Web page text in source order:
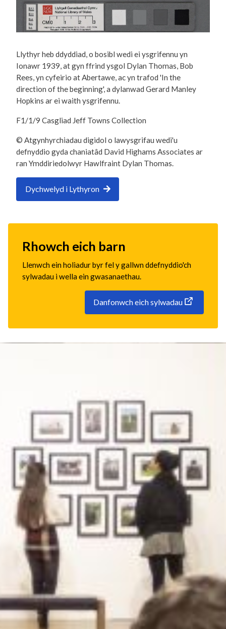
Llythyr heb ddyddiad, o bosibl wedi ei ysgrifennu yn
Ionawr 1939, at gyn ffrind ysgol Dylan Thomas, Bob
Rees, yn cyfeirio at Abertawe, ac yn trafod 'In the
direction of the beginning', a dylanwad Gerard Manley
Hopkins ar ei waith ysgrifennu.
F1/1/9 Casgliad Jeff Towns Collection
© Atgynhyrchiadau digidol o lawysgrifau wedi'u
defnyddio gyda chaniatâd David Highams Associates ar
ran Ymddiriedolwyr Hawlfraint Dylan Thomas.
Dychwelyd i Lythyron
Rhowch eich barn
Llenwch ein holiadur byr fel y gallwn ddefnyddio'ch
sylwadau i wella ein gwasanaethau.
Danfonwch eich sylwadau